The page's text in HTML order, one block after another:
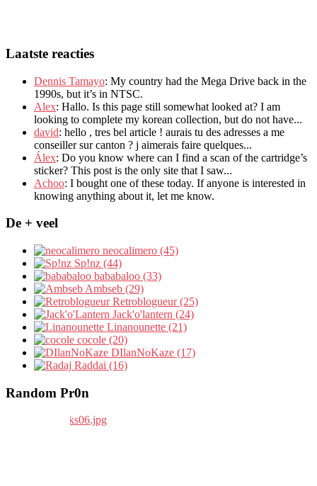
Laatste reacties
Dennis Tamayo: My country had the Mega Drive back in the
1990s, but it’s in NTSC.
Alex: Hallo. Is this page still somewhat looked at? I am
looking to complete my korean collection, but do not have...
david: hello , tres bel article ! aurais tu des adresses a me
conseiller sur canton ? j aimerais faire quelques...
Álex: Do you know where can I find a scan of the cartridge’s
sticker? This post is the only site that I saw...
Achoo: I bought one of these today. If anyone is interested in
knowing anything about it, let me know.
De + veel
neocalimero (45)
Sp!nz (44)
bababaloo (33)
Ambseb (29)
Retroblogueur (25)
Jack'o'lantern (24)
Linanounette (21)
cocole (20)
DIlanNoKaze (17)
Raddai (16)
Random Pr0n